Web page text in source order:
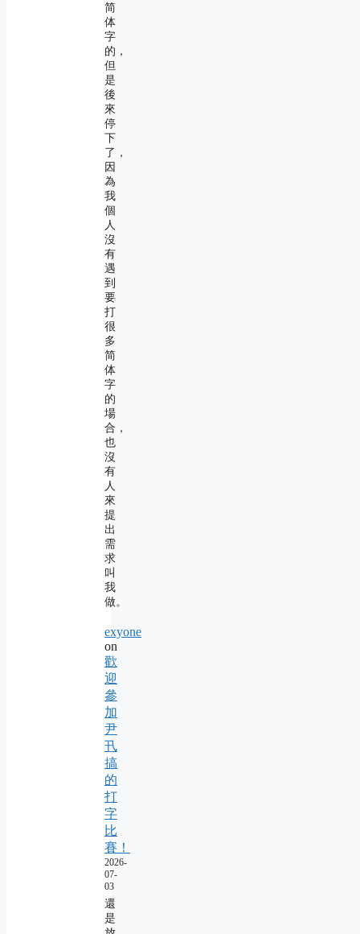
简
体
字
的，
但
是
後
來
停
下
了，
因
為
我
個
人
沒
有
遇
到
要
打
很
多
简
体
字
的
場
合，
也
沒
有
人
來
提
出
需
求
叫
我
做。
exyone
on
歡
迎
參
加
尹
卂
搞
的
打
字
比
賽！
2026-
07-
03
還
是